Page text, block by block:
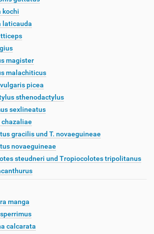
kochi
laticauda
magister
malachiticus
picea
sthenodactylus
sexlineatus
gracilis und T. novaeguineae
novaeguineae
steudneri und Tropiocolotes tripolitanus
manga
calcarata